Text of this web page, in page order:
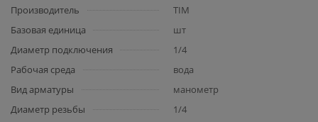
Производитель
TIM
Базовая единица
шт
Диаметр подключения
1/4
Рабочая среда
вода
Вид арматуры
манометр
Диаметр резьбы
1/4